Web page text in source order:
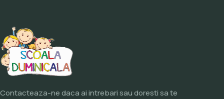
Contacteaza-ne daca ai intrebari sau doresti sa te